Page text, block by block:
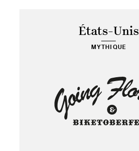
États-Unis
MYTHIQUE